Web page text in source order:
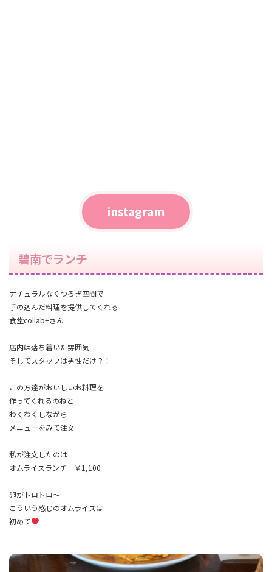
instagram
碧南でランチ
ナチュラルなくつろぎ空間で
手の込んだ料理を提供してくれる
食堂collab+さん
店内は落ち着いた雰囲気
そしてスタッフは男性だけ？！
この方達がおいしいお料理を
作ってくれるのねと
わくわくしながら
メニューをみて注文
私が注文したのは
オムライスランチ ￥1,100
卵がトロトロ～
こういう感じのオムライスは
初めて